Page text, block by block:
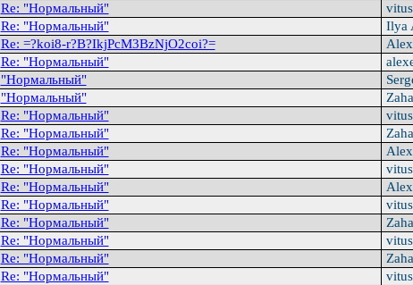
Re: "Hоpмальный"
Re: "Hоpмальный"
Ilya
Re: =?koi8-r?B?IkjPcM3BzNjO2coi?=
Re: "Hоpмальный"
"Hоpмальный"
"Hоpмальный"
Re: "Hоpмальный"
Re: "Hоpмальный"
Re: "Hоpмальный"
Re: "Hоpмальный"
Re: "Hоpмальный"
Re: "Hоpмальный"
Re: "Hоpмальный"
Re: "Hоpмальный"
Re: "Hоpмальный"
Re: "Hоpмальный"